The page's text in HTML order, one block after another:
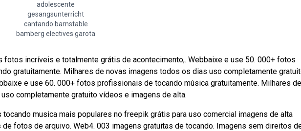
adolescente
gesangsunterricht
cantando barnstable
bamberg electives garota
fotos incríveis e totalmente grátis de acontecimento,. Webbaixe e use 50. 000+ fotos
gratuitamente. Milhares de novas imagens todos os dias uso completamente
e use 60. 000+ fotos profissionais de tocando música gratuitamente. Milhares de
completamente gratuito vídeos e imagens de alta.
musica mais populares no freepik grátis para uso comercial imagens de alta
fotos de arquivo. Web4. 003 imagens gratuitas de tocando. Imagens sem direitos